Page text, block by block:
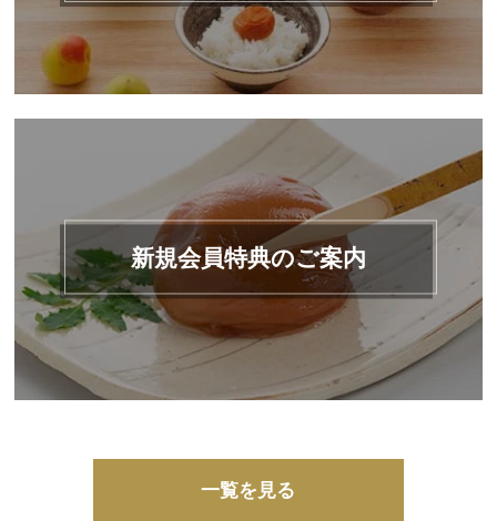
新規会員特典のご案内
一覧を見る